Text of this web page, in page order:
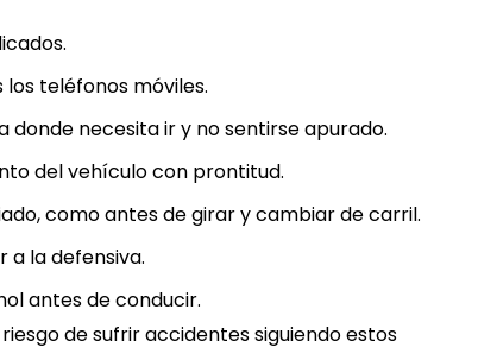
teléfonos móviles.
necesita ir y no sentirse apurado.
del vehículo con prontitud.
como antes de girar y cambiar de carril.
a la defensiva.
antes de conducir.
de sufrir accidentes siguiendo estos